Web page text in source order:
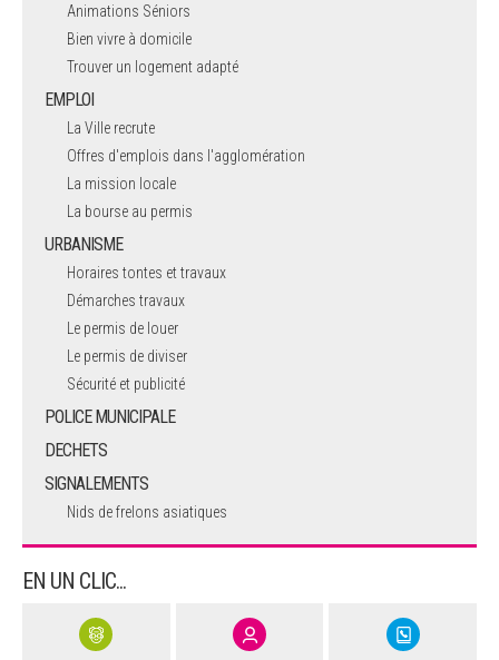
Animations Séniors
Bien vivre à domicile
Trouver un logement adapté
EMPLOI
La Ville recrute
Offres d'emplois dans l'agglomération
La mission locale
La bourse au permis
URBANISME
Horaires tontes et travaux
Démarches travaux
Le permis de louer
Le permis de diviser
Sécurité et publicité
POLICE MUNICIPALE
DECHETS
SIGNALEMENTS
Nids de frelons asiatiques
EN UN CLIC...